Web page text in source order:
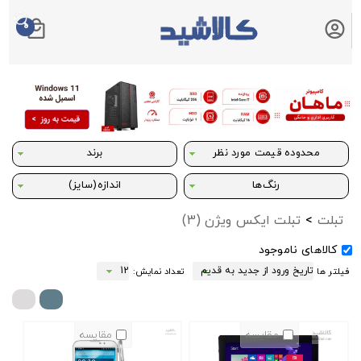
0
محدوده قیمت مورد نظر برند
رنگ‌ها اندازه(سایز)
تبلت > تبلت ایکس ویژن (3)
کالاهای ناموجود
فیلتر ها تعداد نمایش:
مقایسه مقایسه